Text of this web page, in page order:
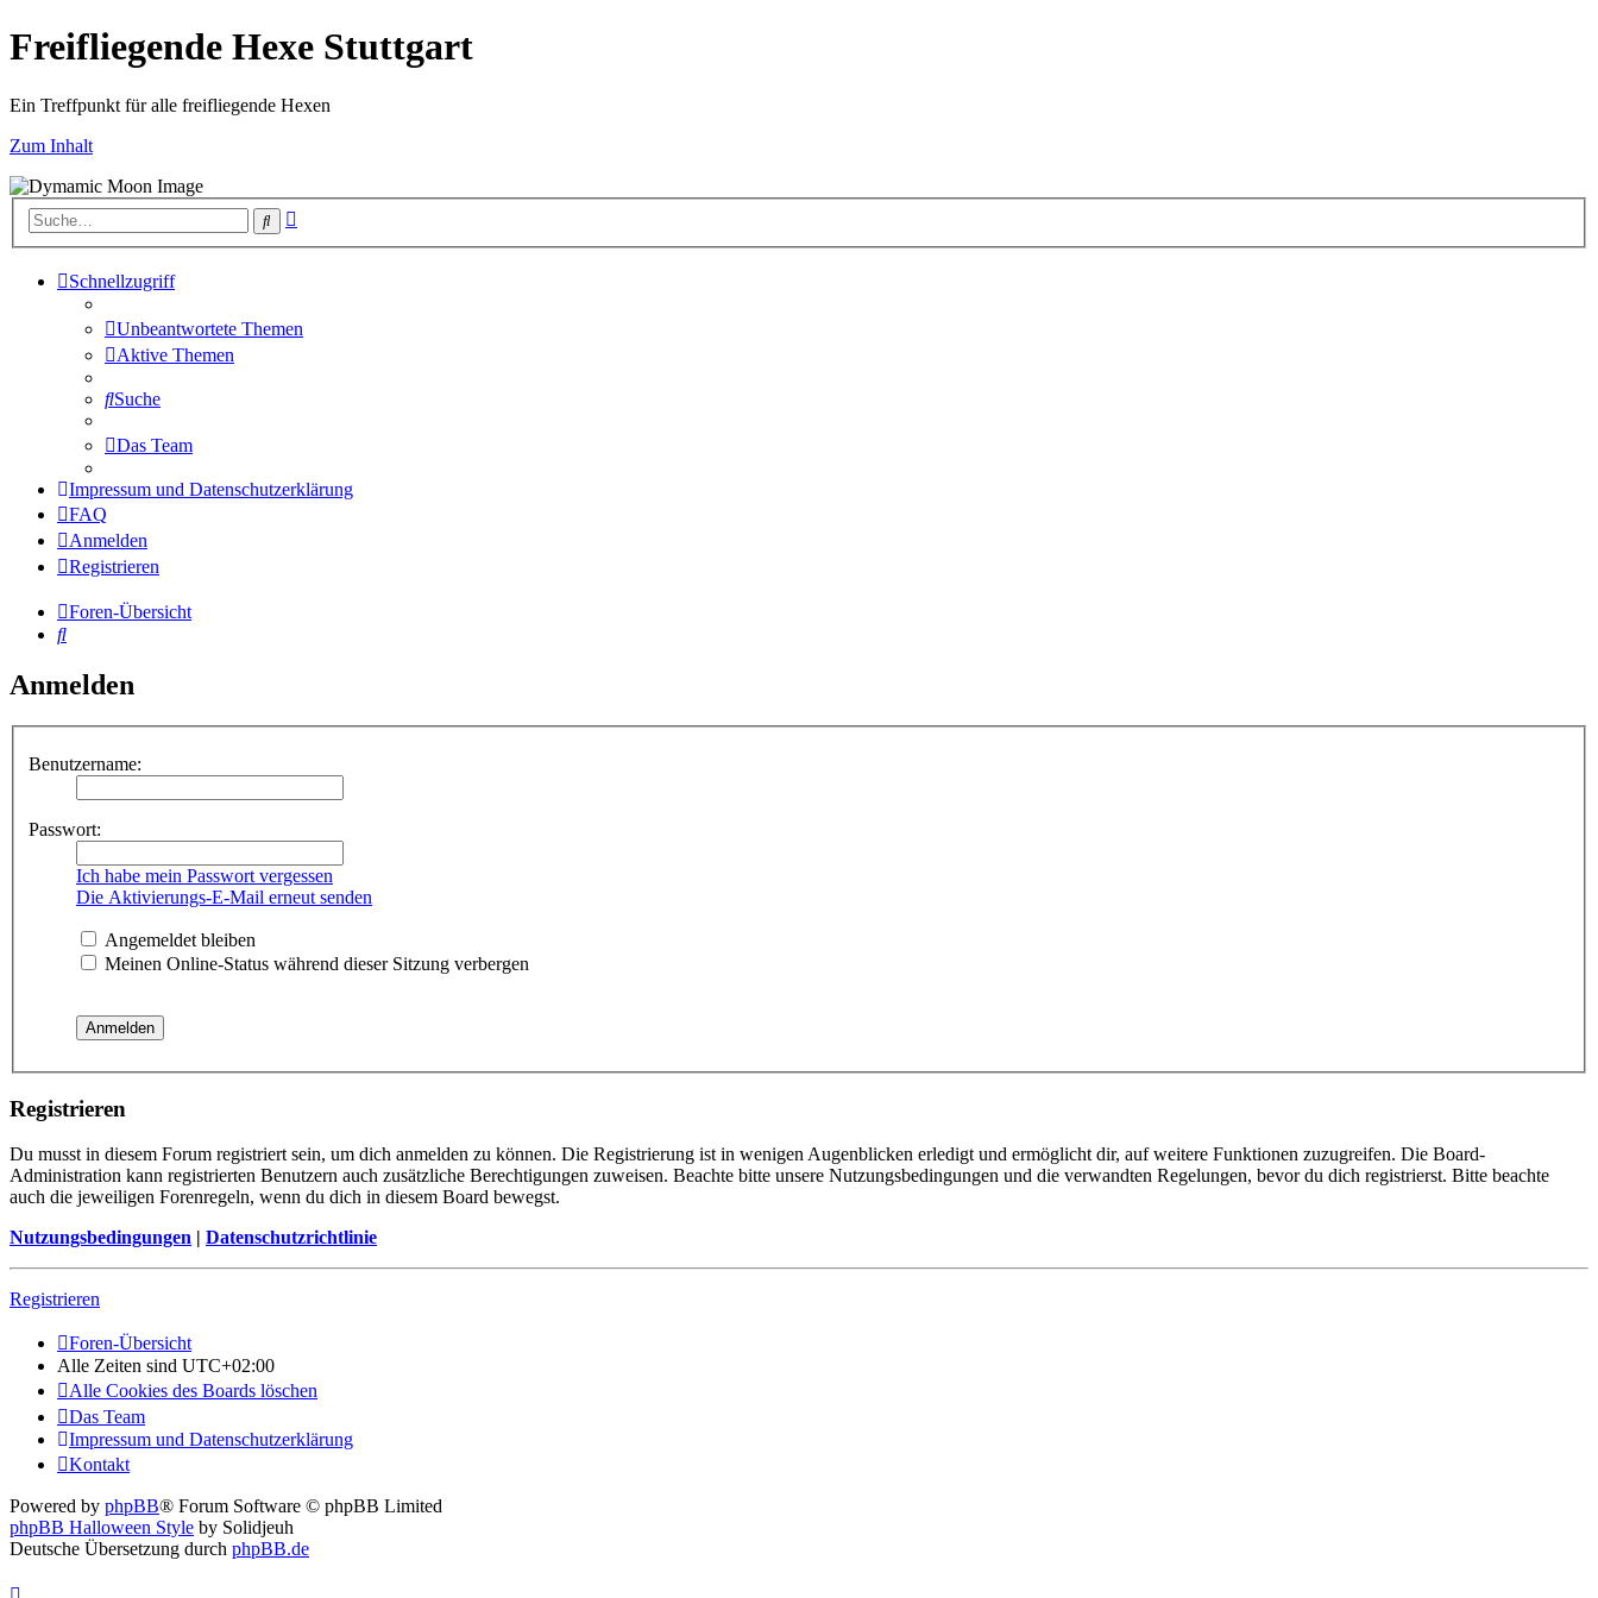
Freifliegende Hexe Stuttgart
Ein Treffpunkt für alle freifliegende Hexen
Zum Inhalt
Suche
Schnellzugriff
Unbeantwortete Themen
Aktive Themen
Suche
Das Team
Impressum und Datenschutzerklärung
FAQ
Anmelden
Registrieren
Foren-Übersicht
Suche
Anmelden
Benutzername:
Passwort:
Ich habe mein Passwort vergessen
Die Aktivierungs-E-Mail erneut senden
Angemeldet bleiben
Meinen Online-Status während dieser Sitzung verbergen
Registrieren
Du musst in diesem Forum registriert sein, um dich anmelden zu können. Die Registrierung ist in wenigen Augenblicken erledigt und ermöglicht dir, auf weitere Funktionen zuzugreifen. Die Board-
Administration kann registrierten Benutzern auch zusätzliche Berechtigungen zuweisen. Beachte bitte unsere Nutzungsbedingungen und die verwandten Regelungen, bevor du dich registrierst. Bitte beachte
auch die jeweiligen Forenregeln, wenn du dich in diesem Board bewegst.
Nutzungsbedingungen | Datenschutzrichtlinie
Registrieren
Foren-Übersicht
Alle Zeiten sind UTC+02:00
Alle Cookies des Boards löschen
Das Team
Impressum und Datenschutzerklärung
Kontakt
Powered by phpBB® Forum Software © phpBB Limited
phpBB Halloween Style by Solidjeuh
Deutsche Übersetzung durch phpBB.de